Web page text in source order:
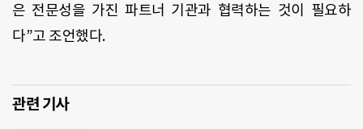
은 전문성을 가진 파트너 기관과 협력하는 것이 필요하
다”고 조언했다.
관련 기사